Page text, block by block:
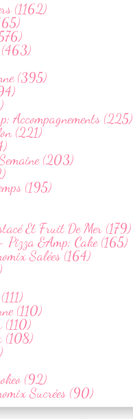
(1162)
(463)
(395)
Accompagnements (225)
(221)
(203)
(195)
Et Fruit De Mer (179)
Pizza &Amp; Cake (165)
Salées (164)
(110)
(110)
(108)
(92)
Sucrées (90)